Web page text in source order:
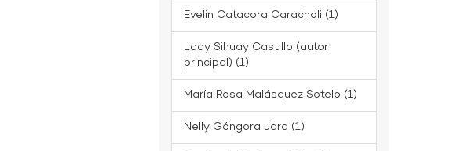
Evelin Catacora Caracholi (1)
Lady Sihuay Castillo (autor
principal) (1)
María Rosa Malásquez Sotelo (1)
Nelly Góngora Jara (1)